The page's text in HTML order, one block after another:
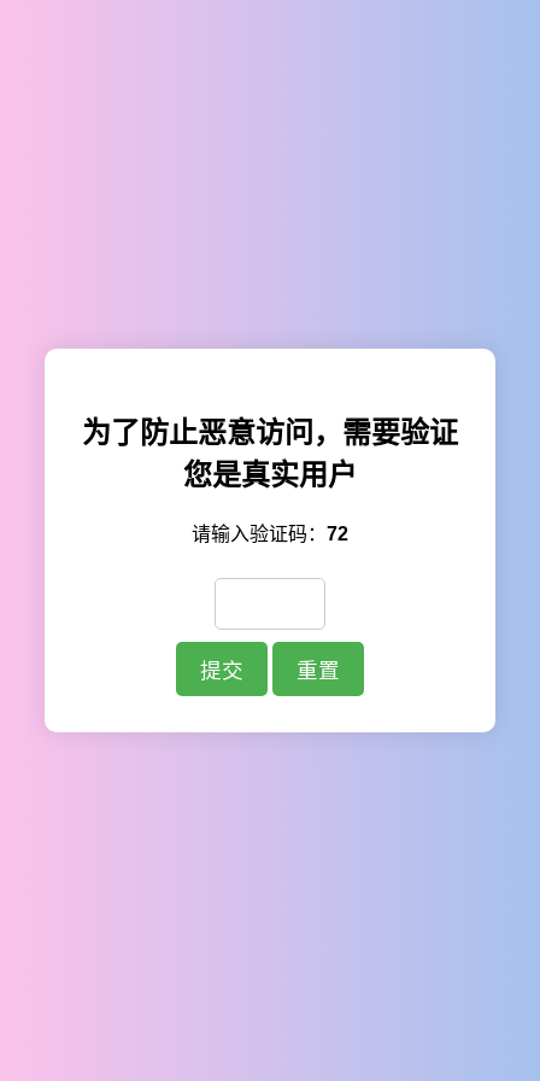
为了防止恶意访问，需要验证
您是真实用户
请输入验证码： 72
提交 重置